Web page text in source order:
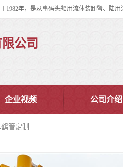
公司
企业视频 公司介绍
管定制